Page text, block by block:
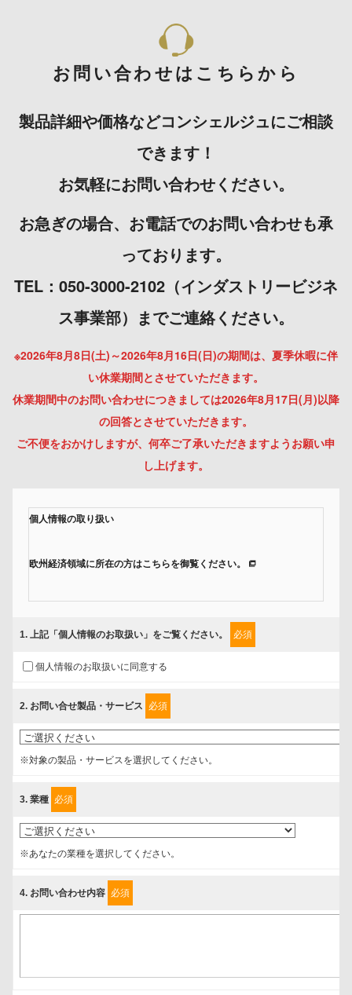
お問い合わせはこちらから
製品詳細や価格などコンシェルジュにご相談
できます！
お気軽にお問い合わせください。
お急ぎの場合、お電話でのお問い合わせも承
っております。
TEL：050-3000-2102（インダストリービジネ
ス事業部）までご連絡ください。
※2026年8月8日(土)～2026年8月16日(日)の期間は、夏季休暇に伴
い休業期間とさせていただきます。
休業期間中のお問い合わせにつきましては2026年8月17日(月)以降
の回答とさせていただきます。
ご不便をおかけしますが、何卒ご了承いただきますようお願い申
し上げます。
個人情報の取り扱い
欧州経済領域に所在の方はこちらを御覧ください。
っています。
い、これらで定める範囲内で、サービスの提供やご案内等のために利
用させていただいております。
情報を提供されるお客様（本人）に対して、情報の収集目的、管理
者、提供の有無、情報提供の任意性や権利について確認し、当社への
情報提供がお客様の懸念にならないように、以下の同意を得たいと存
事業者名
富士ソフト株式会社
個人情報保護責任者
個人情報保護管理担当役員
1. 上記「個人情報のお取扱い」をご覧ください。 必須
個人情報のお取扱いに同意する
2. お問い合せ製品・サービス 必須
※対象の製品・サービスを選択してください。
3. 業種 必須
※あなたの業種を選択してください。
4. お問い合わせ内容 必須